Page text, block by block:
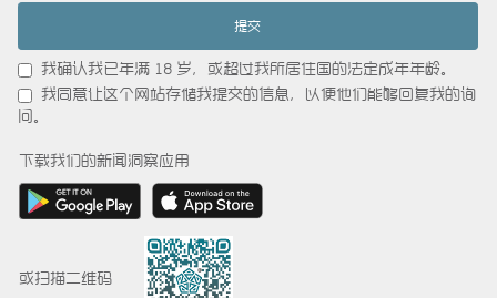
我确认我已年满 18 岁，或超过我所居住国的法定成年年龄。
我同意让这个网站存储我提交的信息，以便他们能够回复我的询
问。
下载我们的新闻洞察应用
或扫描二维码